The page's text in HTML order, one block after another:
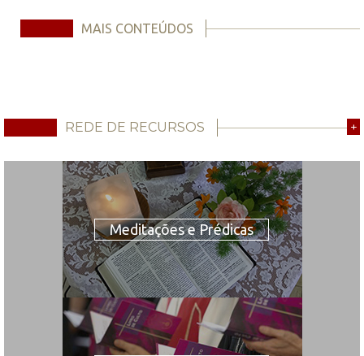
MAIS CONTEÚDOS
REDE DE RECURSOS +
Meditações e Prédicas